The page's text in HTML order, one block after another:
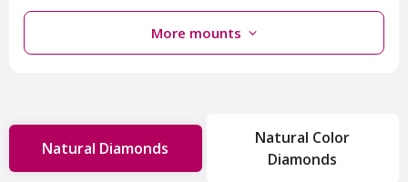
More mounts
Natural Diamonds
Natural Color
Diamonds